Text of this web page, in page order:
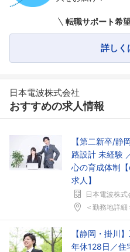
転職サポート希
詳しく
日本電波株式会社
おすすめの求人情報
【第二新卒/静
路設計 未経験
心の育成体制
求人】
日本電波株式
＜勤務地詳細＞
【静岡・掛川
年休128日／住